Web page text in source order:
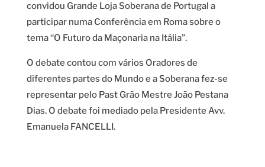
convidou Grande Loja Soberana de Portugal a
participar numa Conferência em Roma sobre o
tema “O Futuro da Maçonaria na Itália”.
O debate contou com vários Oradores de
diferentes partes do Mundo e a Soberana fez-se
representar pelo Past Grão Mestre João Pestana
Dias. O debate foi mediado pela Presidente Avv.
Emanuela FANCELLI.